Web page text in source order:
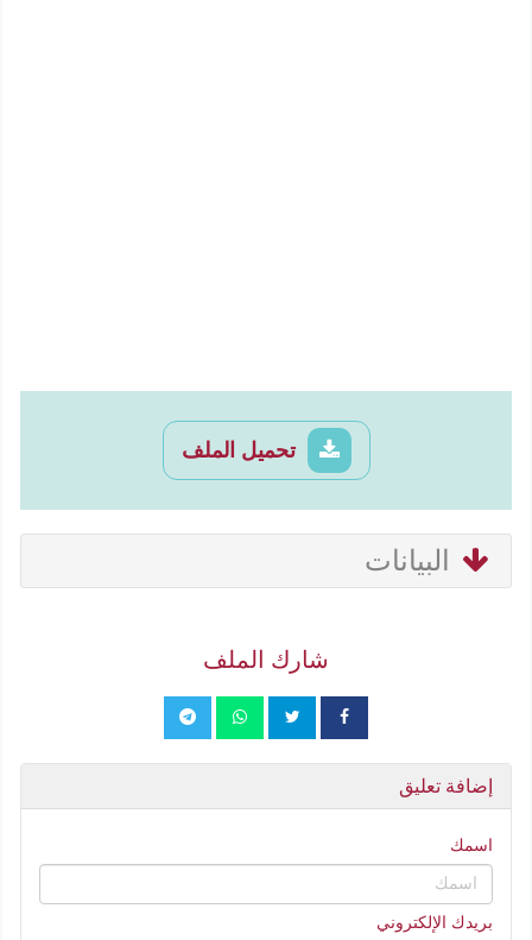
تحميل الملف
البيانات
شارك الملف
إضافة تعليق
اسمك
بريدك الإلكتروني